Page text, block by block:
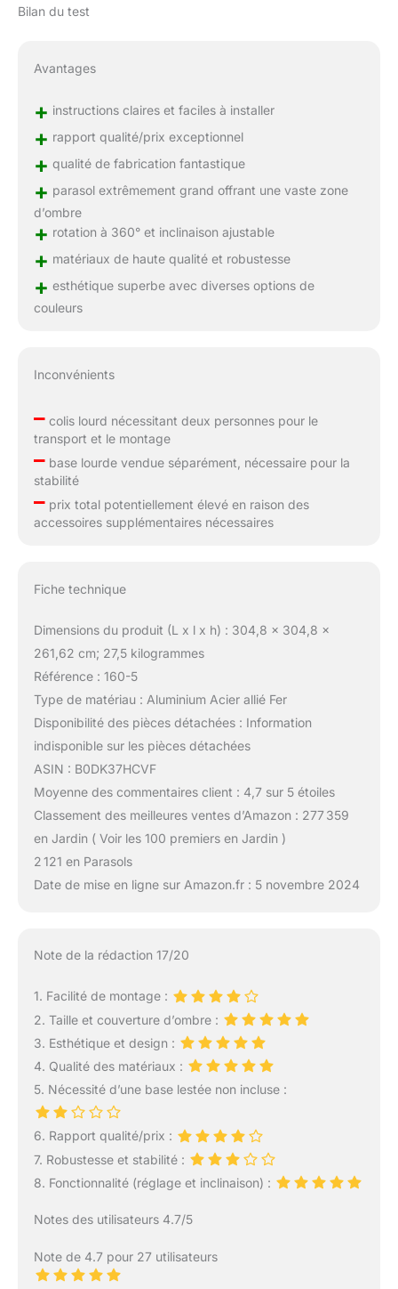
Bilan du test
Avantages
+ instructions claires et faciles à installer
+ rapport qualité/prix exceptionnel
+ qualité de fabrication fantastique
+ parasol extrêmement grand offrant une vaste zone
d’ombre
+ rotation à 360° et inclinaison ajustable
+ matériaux de haute qualité et robustesse
+ esthétique superbe avec diverses options de
couleurs
Inconvénients
–colis lourd nécessitant deux personnes pour le
transport et le montage
–base lourde vendue séparément, nécessaire pour la
stabilité
–prix total potentiellement élevé en raison des
accessoires supplémentaires nécessaires
Fiche technique
Dimensions du produit (L x l x h) : 304,8 x 304,8 x
261,62 cm; 27,5 kilogrammes
Référence : 160-5
Type de matériau : Aluminium Acier allié Fer
Disponibilité des pièces détachées : Information
indisponible sur les pièces détachées
ASIN : B0DK37HCVF
Moyenne des commentaires client : 4,7 sur 5 étoiles
Classement des meilleures ventes d’Amazon : 277 359
en Jardin ( Voir les 100 premiers en Jardin )
2 121 en Parasols
Date de mise en ligne sur Amazon.fr : 5 novembre 2024
Note de la rédaction 17/20
1. Facilité de montage :
2. Taille et couverture d’ombre :
3. Esthétique et design :
4. Qualité des matériaux :
5. Nécessité d’une base lestée non incluse :
6. Rapport qualité/prix :
7. Robustesse et stabilité :
8. Fonctionnalité (réglage et inclinaison) :
Notes des utilisateurs 4.7/5
Note de 4.7 pour 27 utilisateurs